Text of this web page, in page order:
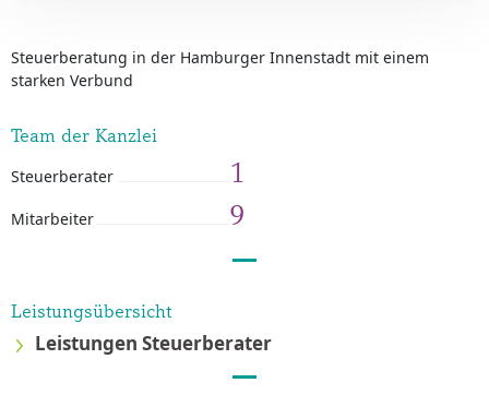
Steuerberatung in der Hamburger Innenstadt mit einem
starken Verbund
Team der Kanzlei
Steuerberater 1
Mitarbeiter 9
Leistungsübersicht
Leistungen Steuerberater